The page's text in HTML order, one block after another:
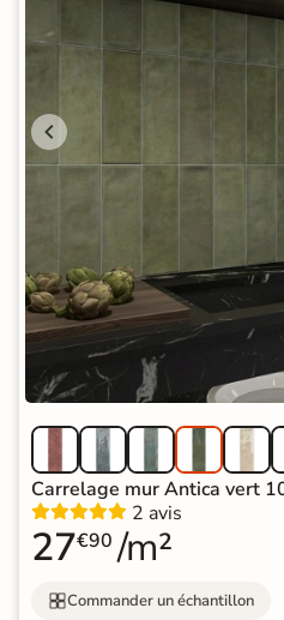
Carrelage mur Antica vert
2 avis
27€90 /m²
Commander un échantillon